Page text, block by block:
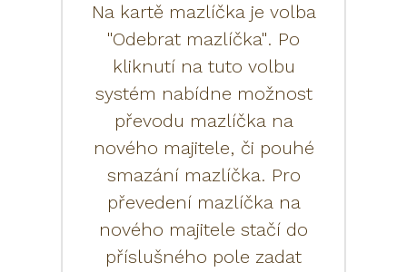
Na kartě mazlíčka je volba
"Odebrat mazlíčka". Po
kliknutí na tuto volbu
systém nabídne možnost
převodu mazlíčka na
nového majitele, či pouhé
smazání mazlíčka. Pro
převedení mazlíčka na
nového majitele stačí do
příslušného pole zadat